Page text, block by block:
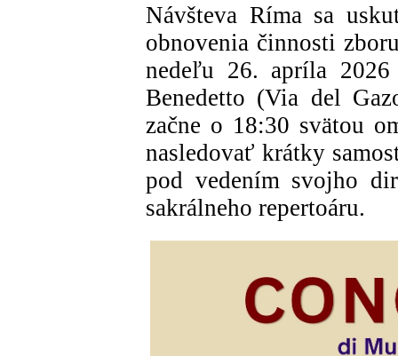
Návšteva Ríma sa
obnovenia činnosti
nedeľu 26. apríla
Benedetto (Via del
začne o 18:30 svätou
nasledovať krátky
pod vedením svojho
sakrálneho repertoáru.